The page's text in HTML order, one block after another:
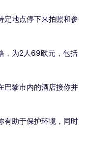
your browsing
the ads shown to
定地点停下来拍照和参
，为2人69欧元，包括
巴黎市内的酒店接你并
有助于保护环境，同时